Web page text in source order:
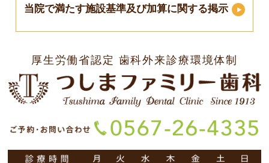
当院で満たす施設基準及び加算に関する掲示
厚生労働省認定 歯科外来診療環境体制